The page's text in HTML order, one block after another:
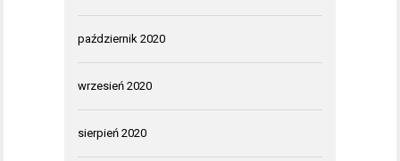
październik 2020
wrzesień 2020
sierpień 2020